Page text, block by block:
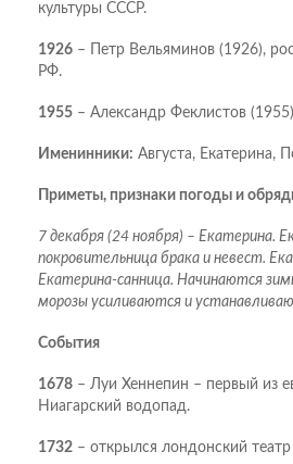
культуры СССР.
1926 – Петр Вельяминов (1926),
РФ.
1955 – Александр Феклистов
Именинники: Августа, Екатерина,
Приметы, признаки погоды и
7 декабря (24 ноября) – Екатерина.
покровительница брака и невест.
Екатерина-санница. Начинаются
морозы усиливаются и
События
1678 – Луи Хеннепин – первый из
Ниагарский водопад.
1732 – открылся лондонский театр